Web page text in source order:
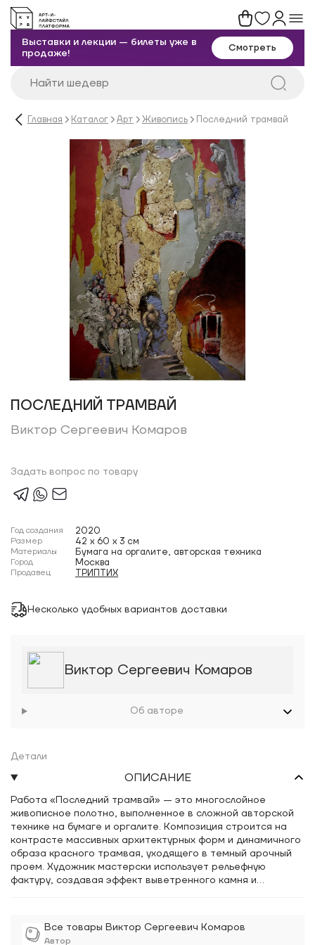
Выставки и лекции — билеты уже в
продаже!
Смотреть
Главная Каталог Арт Живопись Последний трамвай
ПОСЛЕДНИЙ ТРАМВАЙ
Виктор Сергеевич Комаров
Задать вопрос по товару
Год создания 2020
Размер 42 x 60 x 3 см
Материалы Бумага на оргалите, авторская техника
Город Москва
Продавец ТРИПТИХ
Несколько удобных вариантов доставки
Все товары Виктор Сергеевич Комаров
Автор
Виктор Сергеевич Комаров
Об авторе
Детали
ОПИСАНИЕ
Работа «Последний трамвай» — это многослойное
живописное полотно, выполненное в сложной авторской
технике на бумаге и оргалите. Композиция строится на
контрасте массивных архитектурных форм и динамичного
образа красного трамвая, уходящего в темный арочный
проем. Художник мастерски использует рельефную
фактуру, создавая эффект выветренного камня и
красных, охристых и приглушенных серых тонах, формируя
атмосферу вечернего города и легкой ностальгии. В